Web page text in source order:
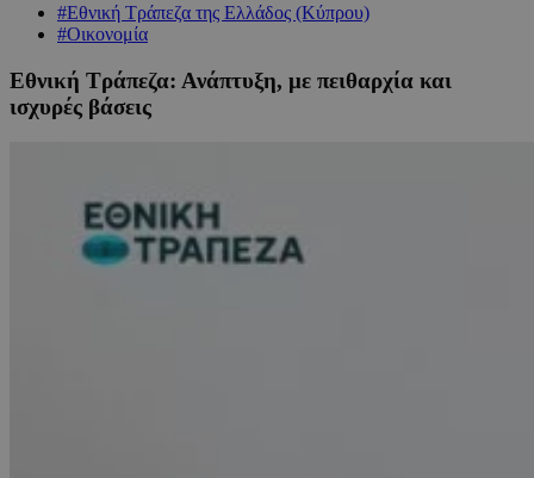
#Εθνική Τράπεζα της Ελλάδος (Κύπρου)
#Οικονομία
Εθνική Τράπεζα: Ανάπτυξη, με πειθαρχία και
ισχυρές βάσεις